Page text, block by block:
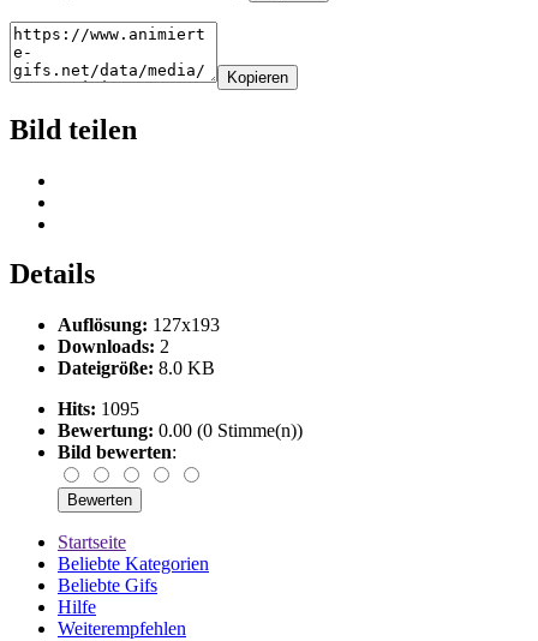
Kopieren
Bild teilen
Details
Auflösung: 127x193
Downloads: 2
Dateigröße: 8.0 KB
Hits: 1095
Bewertung: 0.00 (0 Stimme(n))
Bild bewerten:
Startseite
Beliebte Kategorien
Beliebte Gifs
Hilfe
Weiterempfehlen